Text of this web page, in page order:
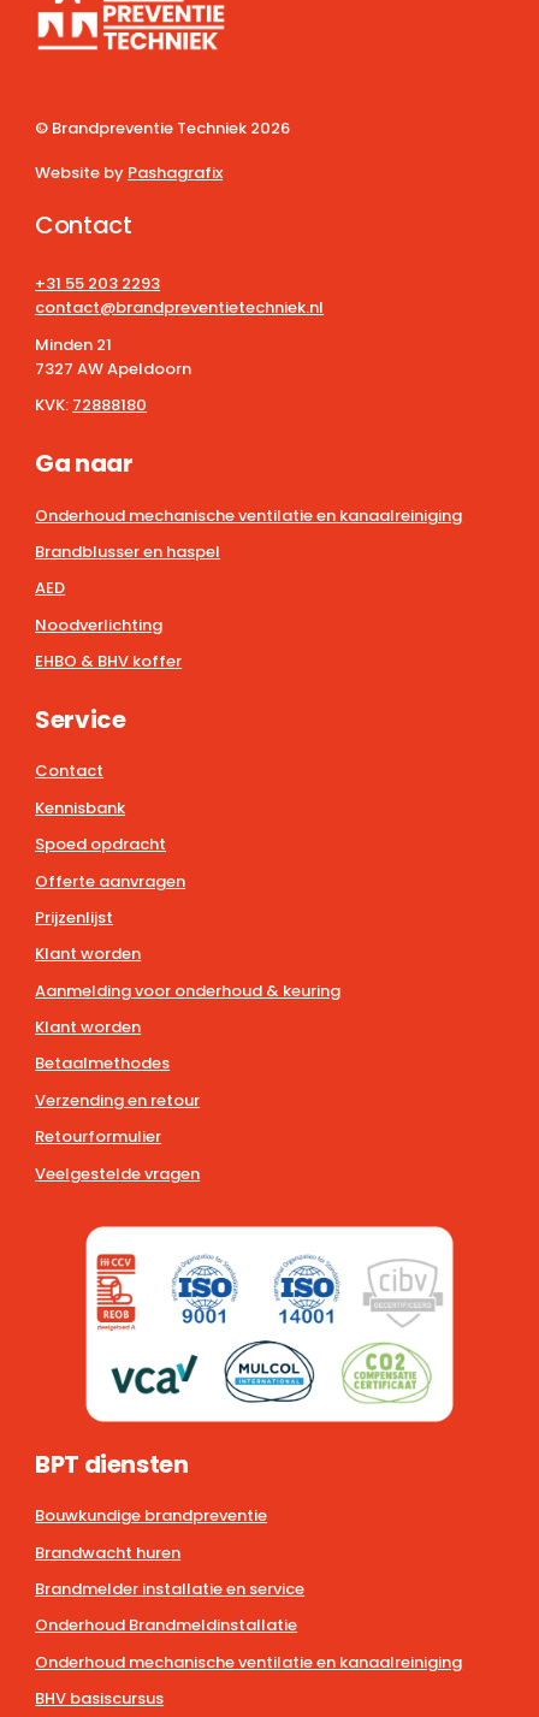
© Brandpreventie Techniek 2026
Website by Pashagrafix
Contact
+31 55 203 2293
contact@brandpreventietechniek.nl
Minden 21
7327 AW Apeldoorn
KVK: 72888180
Ga naar
Onderhoud mechanische ventilatie en kanaalreiniging
Brandblusser en haspel
AED
Noodverlichting
EHBO & BHV koffer
Service
Contact
Kennisbank
Spoed opdracht
Offerte aanvragen
Prijzenlijst
Klant worden
Aanmelding voor onderhoud & keuring
Klant worden
Betaalmethodes
Verzending en retour
Retourformulier
Veelgestelde vragen
BPT diensten
Bouwkundige brandpreventie
Brandwacht huren
Brandmelder installatie en service
Onderhoud Brandmeldinstallatie
Onderhoud mechanische ventilatie en kanaalreiniging
BHV basiscursus